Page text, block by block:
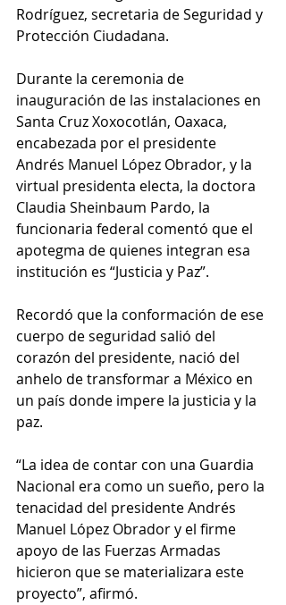
Rodríguez, secretaria de Seguridad y
Protección Ciudadana.
Durante la ceremonia de
inauguración de las instalaciones en
Santa Cruz Xoxocotlán, Oaxaca,
encabezada por el presidente
Andrés Manuel López Obrador, y la
virtual presidenta electa, la doctora
Claudia Sheinbaum Pardo, la
funcionaria federal comentó que el
apotegma de quienes integran esa
institución es “Justicia y Paz”.
Recordó que la conformación de ese
cuerpo de seguridad salió del
corazón del presidente, nació del
anhelo de transformar a México en
un país donde impere la justicia y la
paz.
“La idea de contar con una Guardia
Nacional era como un sueño, pero la
tenacidad del presidente Andrés
Manuel López Obrador y el firme
apoyo de las Fuerzas Armadas
hicieron que se materializara este
proyecto”, afirmó.